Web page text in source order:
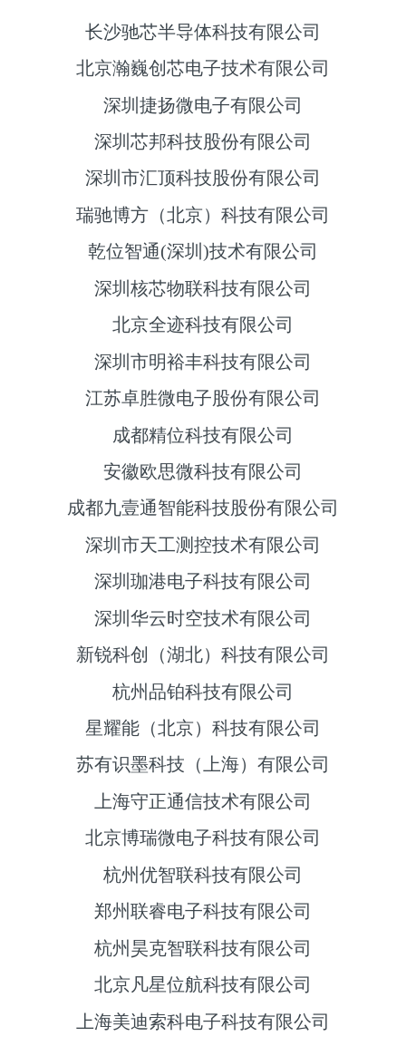
长沙驰芯半导体科技有限公司
北京瀚巍创芯电子技术有限公司
深圳捷扬微电子有限公司
深圳芯邦科技股份有限公司
深圳市汇顶科技股份有限公司
瑞驰博方（北京）科技有限公司
乾位智通(深圳)技术有限公司
深圳核芯物联科技有限公司
北京全迹科技有限公司
深圳市明裕丰科技有限公司
江苏卓胜微电子股份有限公司
成都精位科技有限公司
安徽欧思微科技有限公司
成都九壹通智能科技股份有限公司
深圳市天工测控技术有限公司
深圳珈港电子科技有限公司
深圳华云时空技术有限公司
新锐科创（湖北）科技有限公司
杭州品铂科技有限公司
星耀能（北京）科技有限公司
苏有识墨科技（上海）有限公司
上海守正通信技术有限公司
北京博瑞微电子科技有限公司
杭州优智联科技有限公司
郑州联睿电子科技有限公司
杭州昊克智联科技有限公司
北京凡星位航科技有限公司
上海美迪索科电子科技有限公司